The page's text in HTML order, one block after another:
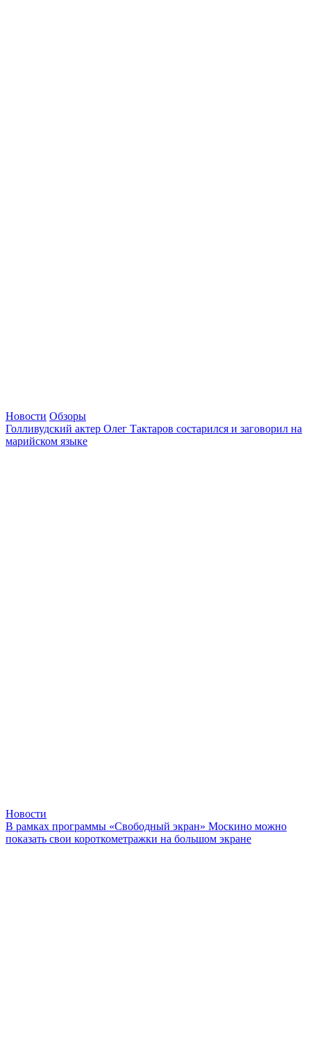
Новости Обзоры
Голливудский актер Олег Тактаров состарился и заговорил на
марийском языке
Новости
В рамках программы «Свободный экран» Москино можно
показать свои короткометражки на большом экране